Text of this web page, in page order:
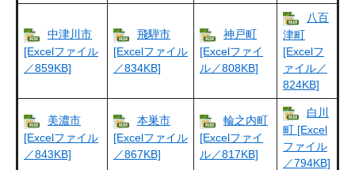
中津川市
[Excelファイル
／859KB]
飛騨市
[Excelファイル
／834KB]
神戸町
[Excelファイ
ル／808KB]
八百
津町
[Excelフ
ァイル／
824KB]
美濃市
[Excelファイル
／843KB]
本巣市
[Excelファイル
／867KB]
輪之内町
[Excelファイ
ル／817KB]
白川
町 [Excel
ファイル
／794KB]